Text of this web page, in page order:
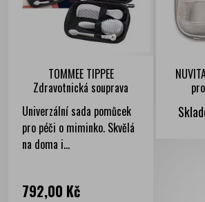
TOMMEE TIPPEE
Zdravotnická souprava
Univerzální sada pomůcek
pro péči o miminko. Skvělá
na doma i...
Cena
792,00 Kč